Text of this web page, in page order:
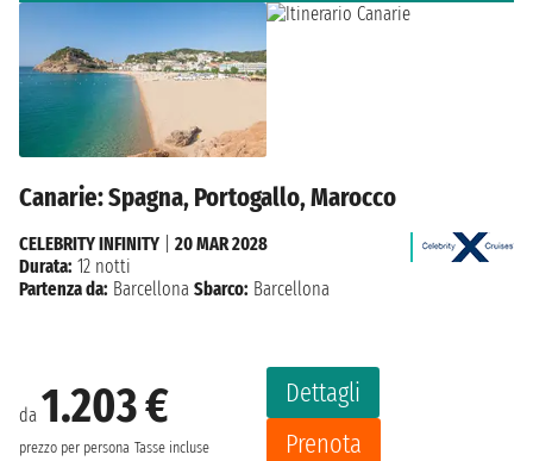
Canarie: Spagna, Portogallo, Marocco
da 1.203 €
prezzo per persona Tasse incluse
Dettagli
Prenota
CELEBRITY INFINITY
20 MAR 2028
Durata: 12 notti
Partenza da: Barcellona Sbarco: Barcellona